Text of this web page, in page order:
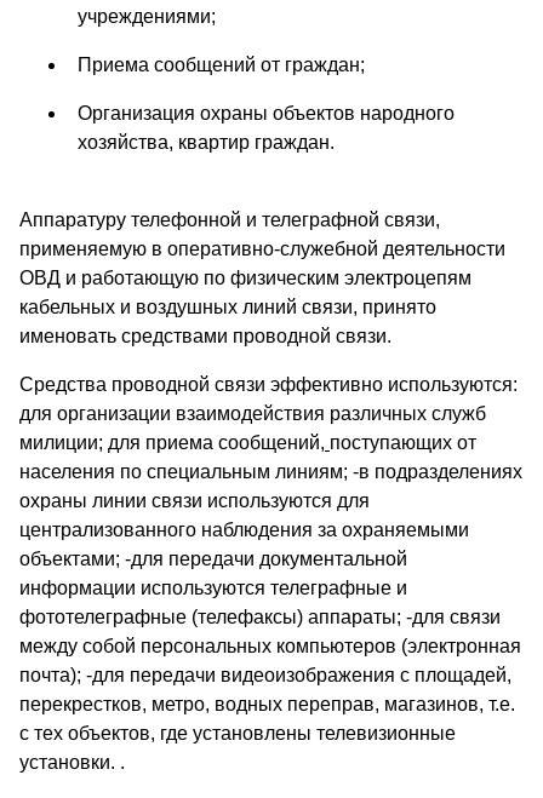
учреждениями;
Приема сообщений от граждан;
Организация охраны объектов народного
хозяйства, квартир граждан.
Аппаратуру телефонной и телеграфной связи,
применяемую в оперативно-служебной деятельности
ОВД и работающую по физическим электроцепям
кабельных и воздушных линий связи, принято
именовать средствами проводной связи.
Средства проводной связи эффективно используются:
для организации взаимодействия различных служб
милиции; для приема сообщений, поступающих от
населения по специальным линиям; -в подразделениях
охраны линии связи используются для
централизованного наблюдения за охраняемыми
объектами; -для передачи документальной
информации используются телеграфные и
фототелеграфные (телефаксы) аппараты; -для связи
между собой персональных компьютеров (электронная
почта); -для передачи видеоизображения с площадей,
перекрестков, метро, водных переправ, магазинов, т.е.
с тех объектов, где установлены телевизионные
установки. .